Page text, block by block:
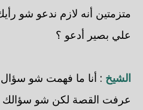
متزمتين أنه لازم ندعو شو
علي بصير أدعو ؟
الشيخ : أنا ما فهمت شو سؤال
عرفت القصة لكن شو سؤالك